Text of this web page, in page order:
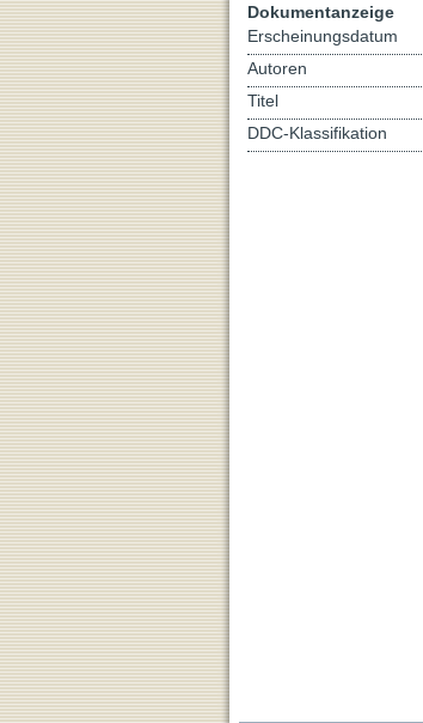
Dokumentanzeige
Erscheinungsdatum
Autoren
Titel
DDC-Klassifikation